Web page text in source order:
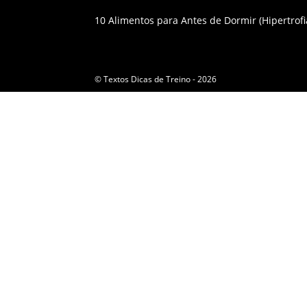
10 Alimentos para Antes de Dormir
© Textos Dicas de Treino - 2026